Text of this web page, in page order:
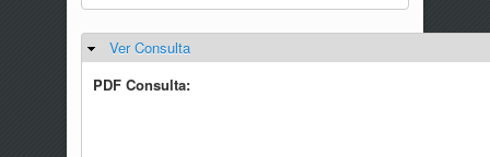
Ocultar
Ver Consulta
PDF Consulta: